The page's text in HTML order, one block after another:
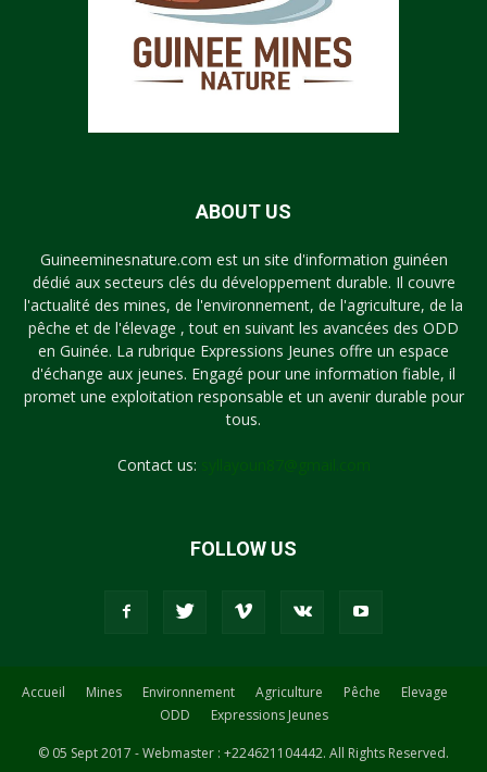
ABOUT US
Guineeminesnature.com est un site d'information guinéen
dédié aux secteurs clés du développement durable. Il couvre
l'actualité des mines, de l'environnement, de l'agriculture, de la
pêche et de l'élevage , tout en suivant les avancées des ODD
en Guinée. La rubrique Expressions Jeunes offre un espace
d'échange aux jeunes. Engagé pour une information fiable, il
promet une exploitation responsable et un avenir durable pour
tous.
Contact us:
FOLLOW US
Accueil Mines Environnement Agriculture Pêche
Elevage
ODD
Expressions Jeunes
© 05 Sept 2017 - Webmaster : +224621104442. All Rights Reserved.